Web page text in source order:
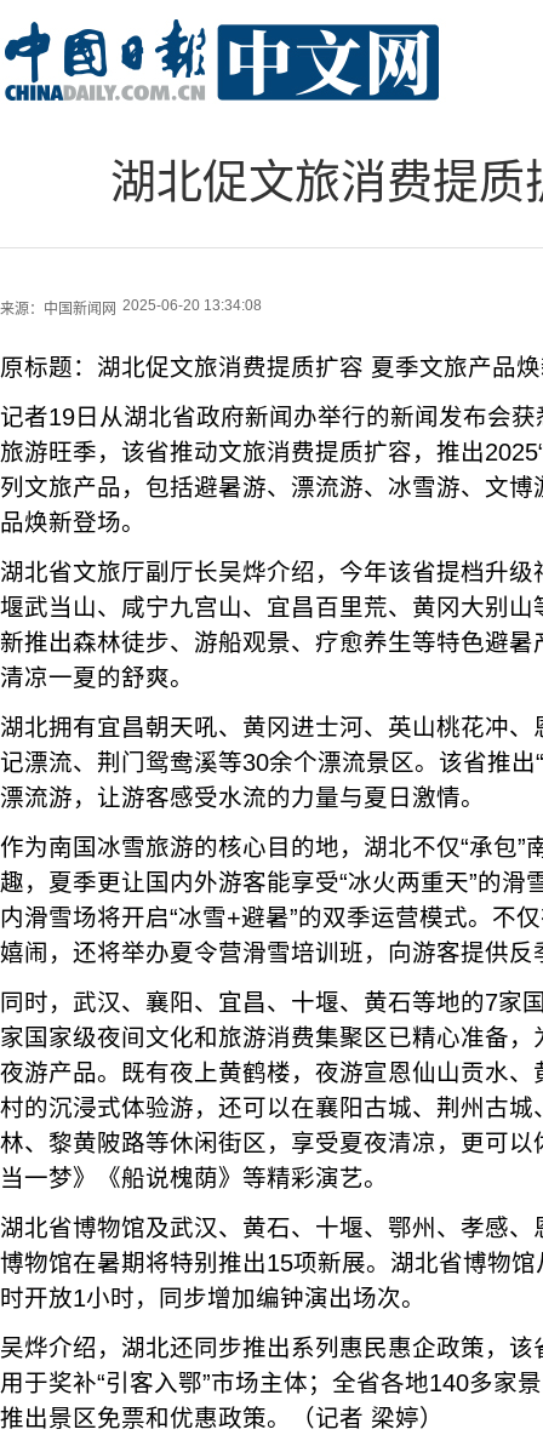
湖北促文旅消费提
来源： 中国新闻网 2025-06-20 13:34:08
原标题：湖北促文旅消费提质扩容 夏季文旅产品
记者19日从湖北省政府新闻办举行的新闻发布会
旅游旺季，该省推动文旅消费提质扩容，推出
列文旅产品，包括避暑游、漂流游、冰雪游、文
品焕新登场。
湖北省文旅厅副厅长吴烨介绍，今年该省提档升
堰武当山、咸宁九宫山、宜昌百里荒、黄冈大别
新推出森林徒步、游船观景、疗愈养生等特色避
清凉一夏的舒爽。
湖北拥有宜昌朝天吼、黄冈进士河、英山桃花冲
记漂流、荆门鸳鸯溪等30余个漂流景区。该省推出
漂流游，让游客感受水流的力量与夏日激情。
作为南国冰雪旅游的核心目的地，湖北不仅“承包”
趣，夏季更让国内外游客能享受“冰火两重天”的滑
内滑雪场将开启“冰雪+避暑”的双季运营模式。不
嬉闹，还将举办夏令营滑雪培训班，向游客提供反
同时，武汉、襄阳、宜昌、十堰、黄石等地的7家
家国家级夜间文化和旅游消费集聚区已精心准备
夜游产品。既有夜上黄鹤楼，夜游宣恩仙山贡水
村的沉浸式体验游，还可以在襄阳古城、荆州古
林、黎黄陂路等休闲街区，享受夏夜清凉，更可
当一梦》《船说槐荫》等精彩演艺。
湖北省博物馆及武汉、黄石、十堰、鄂州、孝感
博物馆在暑期将特别推出15项新展。湖北省博物
时开放1小时，同步增加编钟演出场次。
吴烨介绍，湖北还同步推出系列惠民惠企政策，
用于奖补“引客入鄂”市场主体；全省各地140多家
推出景区免票和优惠政策。（记者 梁婷）